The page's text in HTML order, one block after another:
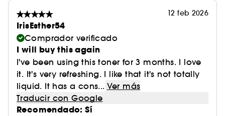
12 feb 2026
IrisEsther54
Comprador verificado
I will buy this again
I've been using this toner for 3 months. I love
it. It's very refreshing. I like that it's not totally
liquid. It has a cons... Ver más
Traducir con Google
Recomendado: Sí